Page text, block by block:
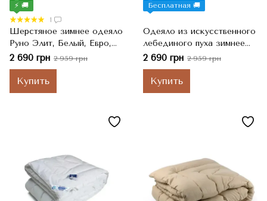
⚡ 🚚
1
Шерстяное зимнее одеяло
Руно Элит, Белый, Евро,
200x220 см
2 690 грн 2 959 грн
Купить
Бесплатная 🚚
Одеяло из искусственного
лебединого пуха зимнее
139ЛПУ 200х220 см
2 690 грн 2 959 грн
Купить